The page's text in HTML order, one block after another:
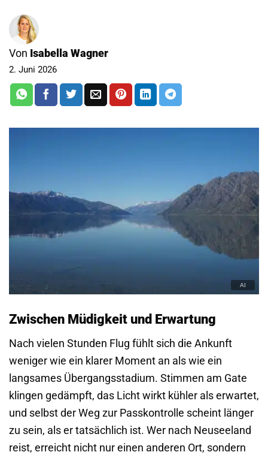
Von Isabella Wagner
2. Juni 2026
Zwischen Müdigkeit und Erwartung
Nach vielen Stunden Flug fühlt sich die Ankunft
weniger wie ein klarer Moment an als wie ein
langsames Übergangsstadium. Stimmen am Gate
klingen gedämpft, das Licht wirkt kühler als erwartet,
und selbst der Weg zur Passkontrolle scheint länger
zu sein, als er tatsächlich ist. Wer nach Neuseeland
reist, erreicht nicht nur einen anderen Ort, sondern